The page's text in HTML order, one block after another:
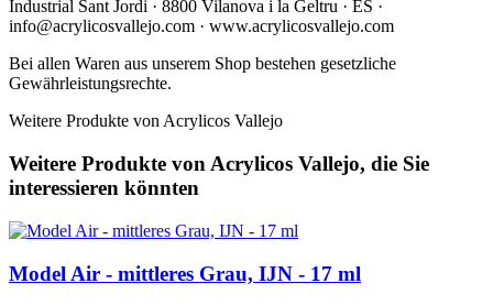
Industrial Sant Jordi · 8800 Vilanova i la Geltru · ES ·
info@acrylicosvallejo.com · www.acrylicosvallejo.com
Bei allen Waren aus unserem Shop bestehen gesetzliche
Gewährleistungsrechte.
Weitere Produkte von Acrylicos Vallejo
Weitere Produkte von Acrylicos Vallejo, die Sie
interessieren könnten
Model Air - mittleres Grau, IJN - 17 ml